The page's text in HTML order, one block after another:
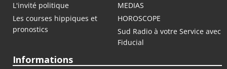
L'invité politique
MEDIAS
Les courses hippiques et
pronostics
HOROSCOPE
Sud Radio à votre Service avec
Fiducial
Informations